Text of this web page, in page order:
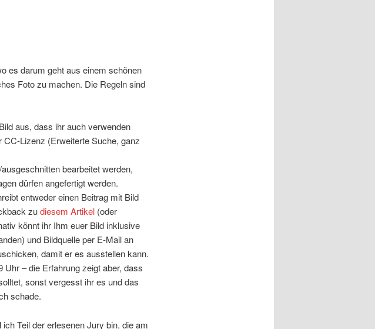
es darum geht aus einem schönen
Foto zu machen. Die Regeln sind
aus, dass ihr auch verwenden
Lizenz (Erweiterte Suche, ganz
bearbeitet werden,
dürfen angefertigt werden.
entweder einen Beitrag mit Bild
zudiesem Artikel (oder
könnt ihr Ihm euer Bild inklusive
und Bildquelle per E-Mail an
damit er es ausstellen kann.
– die Erfahrung zeigt aber, dass
sonst vergesst ihr es und das
schade.
Teil der erlesenen Jury bin, die am